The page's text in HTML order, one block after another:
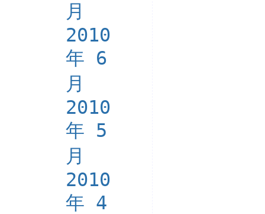
月
2010
年 6
月
2010
年 5
月
2010
年 4